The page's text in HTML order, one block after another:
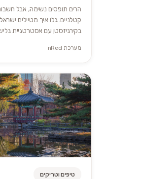
הרים תופסים נשימה, אבל
קטלניים. גלו איך מטיילים
בקירגיזסטן עם אסטרטגיית
מערכת nRed
טיפים וטריקים